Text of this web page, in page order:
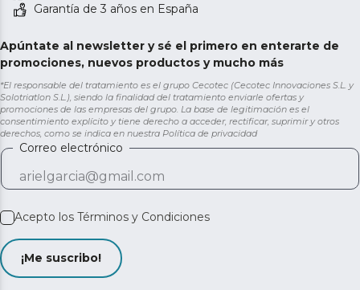
Garantía de 3 años en España
Apúntate al newsletter y sé el primero en enterarte de
promociones, nuevos productos y mucho más
*El responsable del tratamiento es el grupo Cecotec (Cecotec Innovaciones S.L. y
Solotriatlon S.L.), siendo la finalidad del tratamiento enviarle ofertas y
promociones de las empresas del grupo. La base de legitimación es el
consentimiento explícito y tiene derecho a acceder, rectificar, suprimir y otros
derechos, como se indica en nuestra Política de privacidad
Correo electrónico
Acepto los Términos y Condiciones
¡Me suscribo!